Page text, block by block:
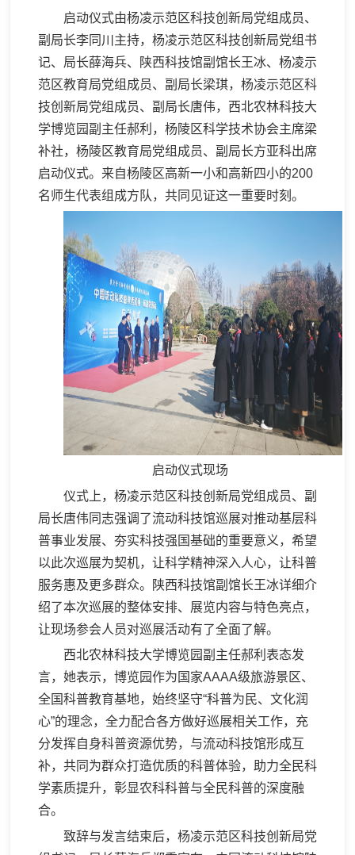
启动仪式由杨凌示范区科技创新局党组成员、
副局长李同川主持，杨凌示范区科技创新局党组书
记、局长薛海兵、陕西科技馆副馆长王冰、杨凌示
范区教育局党组成员、副局长梁琪，杨凌示范区科
技创新局党组成员、副局长唐伟，西北农林科技大
学博览园副主任郝利，杨陵区科学技术协会主席梁
补社，杨陵区教育局党组成员、副局长方亚科出席
启动仪式。来自杨陵区高新一小和高新四小的200
名师生代表组成方队，共同见证这一重要时刻。
启动仪式现场
仪式上，杨凌示范区科技创新局党组成员、副
局长唐伟同志强调了流动科技馆巡展对推动基层科
普事业发展、夯实科技强国基础的重要意义，希望
以此次巡展为契机，让科学精神深入人心，让科普
服务惠及更多群众。陕西科技馆副馆长王冰详细介
绍了本次巡展的整体安排、展览内容与特色亮点，
让现场参会人员对巡展活动有了全面了解。
西北农林科技大学博览园副主任郝利表态发
言，她表示，博览园作为国家AAAA级旅游景区、
全国科普教育基地，始终坚守“科普为民、文化润
心”的理念，全力配合各方做好巡展相关工作，充
分发挥自身科普资源优势，与流动科技馆形成互
补，共同为群众打造优质的科普体验，助力全民科
学素质提升，彰显农科科普与全民科普的深度融
合。
致辞与发言结束后，杨凌示范区科技创新局党